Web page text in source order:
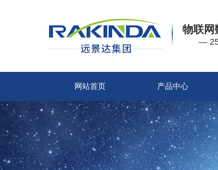
物联网
—
网站首页 产品中心